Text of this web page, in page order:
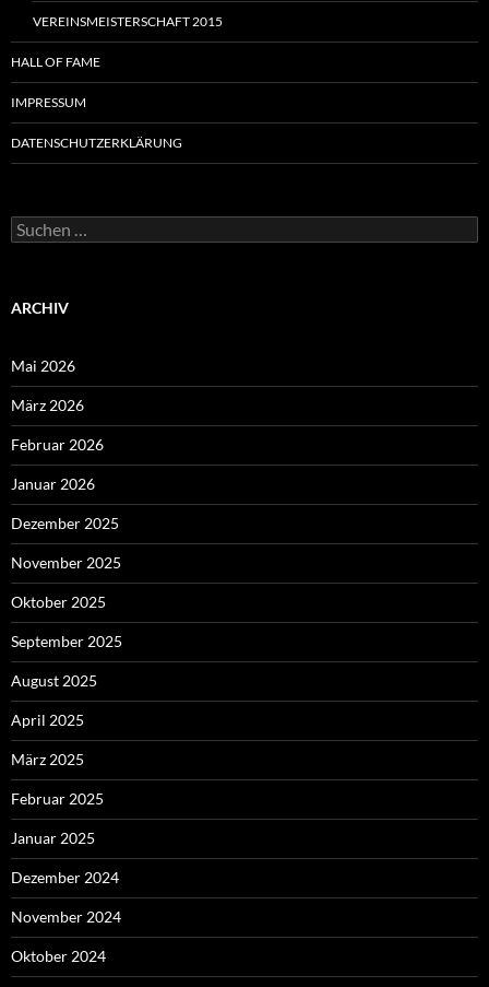
VEREINSMEISTERSCHAFT 2015
HALL OF FAME
IMPRESSUM
DATENSCHUTZERKLÄRUNG
Suchen
nach:
ARCHIV
Mai 2026
März 2026
Februar 2026
Januar 2026
Dezember 2025
November 2025
Oktober 2025
September 2025
August 2025
April 2025
März 2025
Februar 2025
Januar 2025
Dezember 2024
November 2024
Oktober 2024